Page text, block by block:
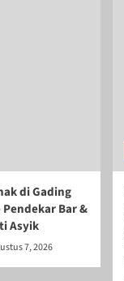
di Gading
Bar &
Asyik
7, 2026